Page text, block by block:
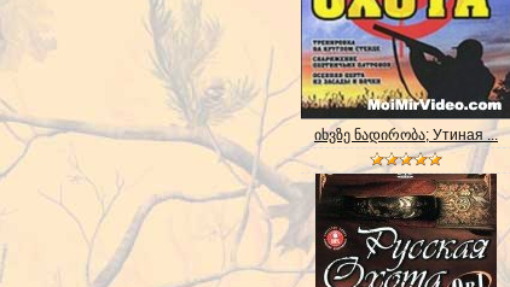
იხვზე ნადირობა; Утиная ...